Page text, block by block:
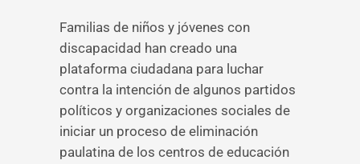
Familias de niños y jóvenes con
discapacidad han creado una
plataforma ciudadana para luchar
contra la intención de algunos partidos
políticos y organizaciones sociales de
iniciar un proceso de eliminación
paulatina de los centros de educación